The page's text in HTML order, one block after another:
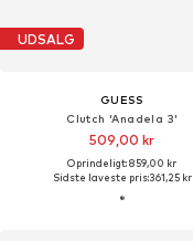
UDSALG
GUESS
Clutch 'Anadela 3'
509,00 kr
Oprindeligt: 859,00 kr
Sidste laveste pris:361,25 kr